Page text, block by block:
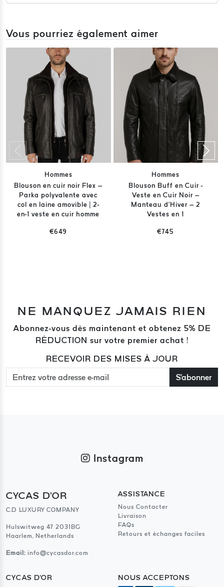
Vous pourriez également aimer
Hommes
Blouson en cuir noir Flex –
Parka polyvalente avec
col en laine amovible | 2-
en-1 veste en cuir homme
€649
Hommes
Blouson Buff en Cuir -
Veste en Cuir Noir –
Manteau d’Hiver – 2
Vestes en 1
€745
NE MANQUEZ JAMAIS RIEN
Abonnez-vous dès maintenant et obtenez 5% DE
RÉDUCTION sur votre premier achat !
RECEVOIR DES MISES À JOUR
S'abonner
Instagram
CYCAS D'OR
C.D LUXURY COMPANY
Hulswitweg 47 2031BG
Haarlem, Netherlands
Email: info@cycasdor.com
ASSISTANCE
Nous Contacter
Livraison
FAQs
Retours et échanges faciles
CYCAS D'OR NOUS ACCEPTONS